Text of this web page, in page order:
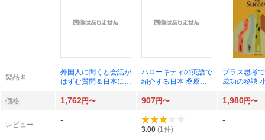
製品名
外国人に聞くと会話が
はずむ質問＆日本につ
２００ 会話のキャッ
国人観光客と話しやす
ハローキティの英語で
紹介する日本 桑原功
プラス思考
成功の秘訣
英文校閲
価格 1,762円〜 907円〜 1,980円〜
レビュー
-
3.00 (1件)
-